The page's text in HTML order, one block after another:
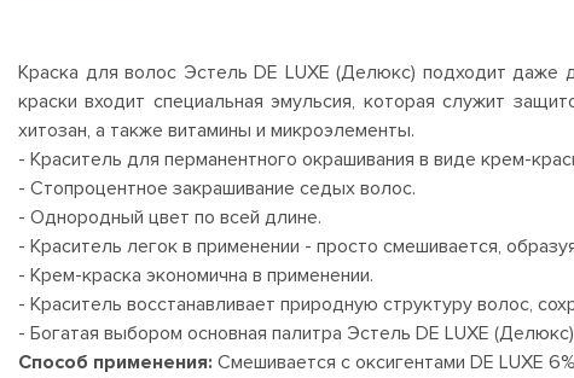
Краска для волос Эстель DE LUXE (Делюкс) подходит даже
краски входит специальная эмульсия, которая служит
хитозан, а также витамины и микроэлементы.
- Краситель для перманентного окрашивания в виде крем-
- Стопроцентное закрашивание седых волос.
- Однородный цвет по всей длине.
- Краситель легок в применении - просто смешивается,
- Крем-краска экономична в применении.
- Краситель восстанавливает природную структуру волос,
- Богатая выбором основная палитра Эстель DE LUXE (Делюкс)
Способ применения: Смешивается с оксигентами DE LUXE